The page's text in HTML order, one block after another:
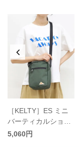
［KELTY］ES ミニ
バーティカルショル
ダー／ケルティ
5,060円